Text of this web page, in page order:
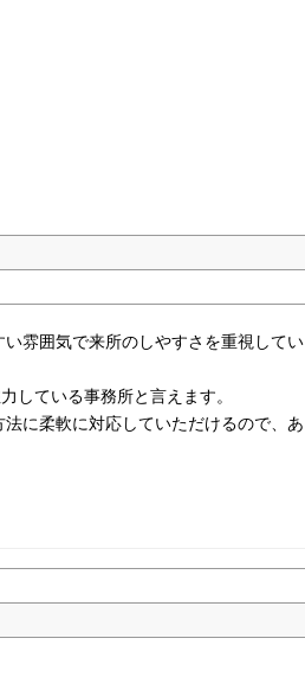
雰囲気で来所のしやすさを重視してい
している事務所と言えます。
に柔軟に対応していただけるので、あ